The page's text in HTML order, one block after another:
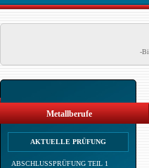
-
Metallberufe
AKTUELLE PRÜFUNG
ABSCHLUSSPRÜFUNG TEIL 1